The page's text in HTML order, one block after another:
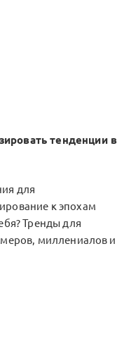
тенденции в
для
к эпохам
Тренды для
миллениалов и